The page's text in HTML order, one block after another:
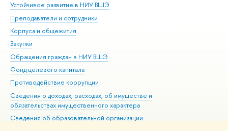
Устойчивое развитие в НИУ ВШЭ
Преподаватели и сотрудники
Корпуса и общежития
Закупки
Обращения граждан в НИУ ВШЭ
Фонд целевого капитала
Противодействие коррупции
Сведения о доходах, расходах, об имуществе и
обязательствах имущественного характера
Сведения об образовательной организации